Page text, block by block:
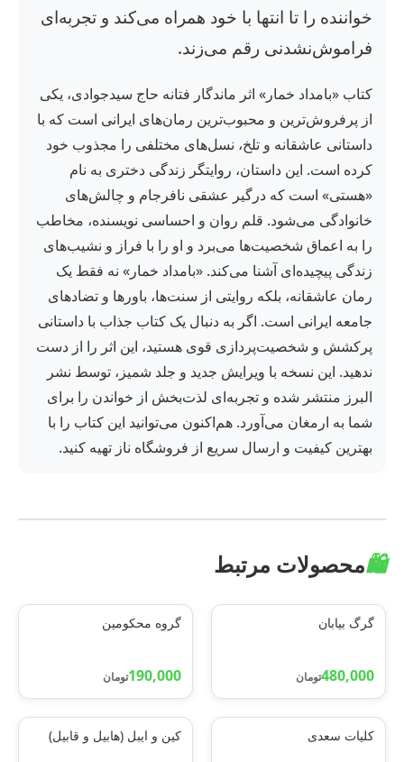
خواننده را تا انتها با خود همراه می‌کند و تجربه‌ای
فراموش‌نشدنی رقم می‌زند.
کتاب «بامداد خمار» اثر ماندگار فتانه حاج سیدجوادی، یکی
از پرفروش‌ترین و محبوب‌ترین رمان‌های ایرانی است که با
داستانی عاشقانه و تلخ، نسل‌های مختلفی را مجذوب خود
کرده است. این داستان، روایتگر زندگی دختری به نام
«هستی» است که درگیر عشقی نافرجام و چالش‌های
خانوادگی می‌شود. قلم روان و احساسی نویسنده، مخاطب
را به اعماق شخصیت‌ها می‌برد و او را با فراز و نشیب‌های
زندگی پیچیده‌ای آشنا می‌کند. «بامداد خمار» نه فقط یک
رمان عاشقانه، بلکه روایتی از سنت‌ها، باورها و تضادهای
جامعه ایرانی است. اگر به دنبال یک کتاب جذاب با داستانی
پرکشش و شخصیت‌پردازی قوی هستید، این اثر را از دست
ندهید. این نسخه با ویرایش جدید و جلد شمیز، توسط نشر
البرز منتشر شده و تجربه‌ای لذت‌بخش از خواندن را برای
شما به ارمغان می‌آورد. هم‌اکنون می‌توانید این کتاب را با
بهترین کیفیت و ارسال سریع از فروشگاه ناز تهیه کنید.
🛍️محصولات مرتبط
گرگ بیابان
480,000تومان
گروه محکومین
190,000تومان
کلیات سعدی کین و ایبل (هابیل و قابیل)